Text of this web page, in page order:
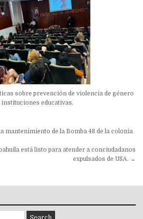
sobre prevención de violencia de género
instituciones educativas.
mantenimiento de la Bomba 48 de la colonia
está listo para atender a conciudadanos
expulsados de USA. →